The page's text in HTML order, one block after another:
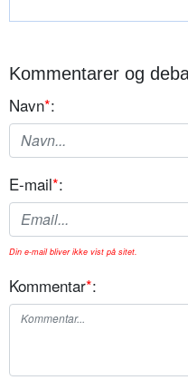
Kommentarer og
Navn*:
E-mail*:
Din e-mail bliver ikke vist på sitet.
Kommentar*: